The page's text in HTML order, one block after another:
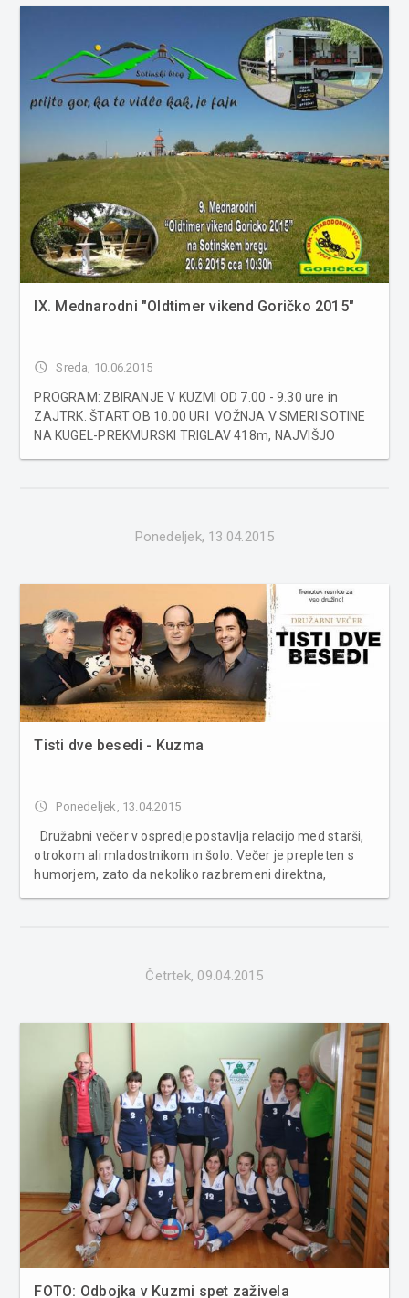
IX. Mednarodni "Oldtimer vikend Goričko 2015"
access_time Sreda, 10.06.2015
PROGRAM: ZBIRANJE V KUZMI OD 7.00 - 9.30 ure in
ZAJTRK. ŠTART OB 10.00 URI VOŽNJA V SMERI SOTINE
NA KUGEL-PREKMURSKI TRIGLAV 418m, NAJVIŠJO
Ponedeljek, 13.04.2015
Tisti dve besedi - Kuzma
access_time Ponedeljek, 13.04.2015
Družabni večer v ospredje postavlja relacijo med starši,
otrokom ali mladostnikom in šolo. Večer je prepleten s
humorjem, zato da nekoliko razbremeni direktna,
Četrtek, 09.04.2015
FOTO: Odbojka v Kuzmi spet zaživela